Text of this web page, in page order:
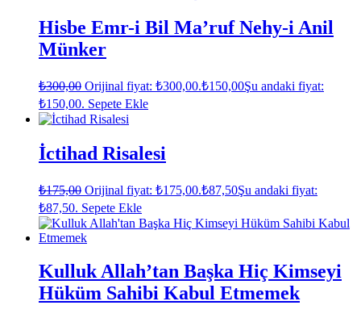
Hisbe Emr-i Bil Ma’ruf Nehy-i Anil
Münker
₺300,00 Orijinal fiyat: ₺300,00.₺150,00Şu andaki fiyat:
₺150,00. Sepete Ekle
İctihad Risalesi
₺175,00 Orijinal fiyat: ₺175,00.₺87,50Şu andaki fiyat:
₺87,50. Sepete Ekle
Kulluk Allah’tan Başka Hiç Kimseyi
Hüküm Sahibi Kabul Etmemek